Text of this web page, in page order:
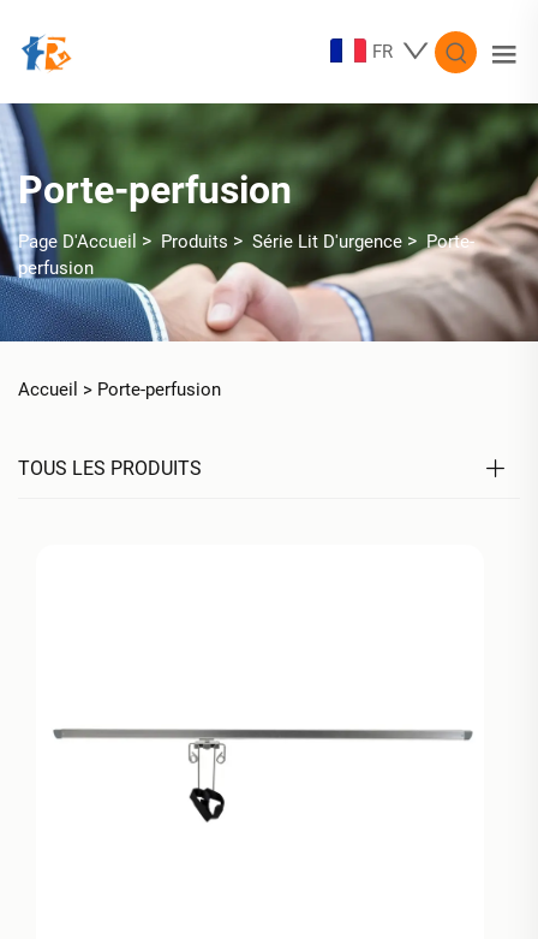
FR
Porte-perfusion
Page D'Accueil > Produits > Série Lit D'urgence > Porte-
perfusion
Accueil > Porte-perfusion
TOUS LES PRODUITS